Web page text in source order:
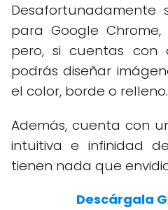
Desafortunadamente
para Google
pero, si cuentas con
podrás diseñar
el color, borde o relleno.
Además, cuenta con
intuitiva e infinidad
tienen nada que
Descárgala